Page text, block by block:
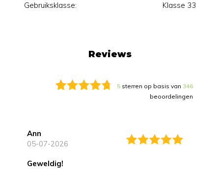
Gebruiksklasse: Klasse 33
Reviews
5 sterren op basis van 346
beoordelingen
Ann
05-07-2026
Geweldig!